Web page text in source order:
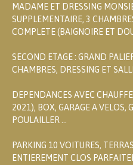
MADAME ET DRESSING
SUPPLEMENTAIRE, 3
COMPLETE (BAIGNOIRE ET
SECOND ETAGE : GRAND
CHAMBRES, DRESSING ET
DEPENDANCES AVEC
2021), BOX, GARAGE A VELOS,
POULAILLER ...
PARKING 10 VOITURES,
ENTIEREMENT CLOS